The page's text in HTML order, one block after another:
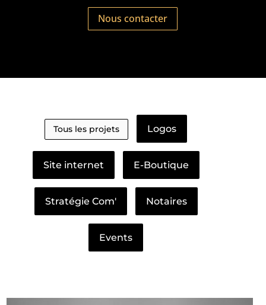
Nous contacter
Tous les projets Logos
Site internet E-Boutique
Stratégie Com' Notaires
Events